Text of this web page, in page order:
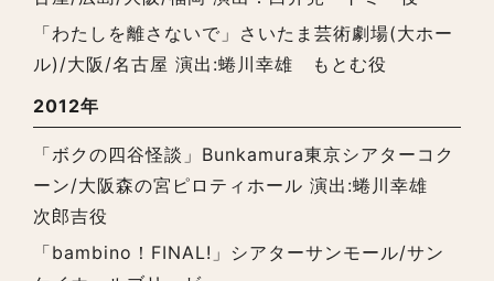
「わたしを離さないで」さいたま芸術劇場(大ホー
ル)/大阪/名古屋 演出:蜷川幸雄 もとむ役
2012年
「ボクの四谷怪談」Bunkamura東京シアターコク
ーン/大阪森の宮ピロティホール 演出:蜷川幸雄
次郎吉役
「bambino！FINAL!」シアターサンモール/サン